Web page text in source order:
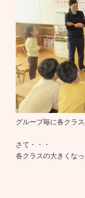
グループ毎に各クラ
さて・・・
各クラスの大きくな